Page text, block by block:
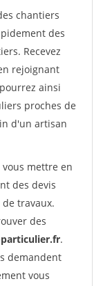
chantiers
des
Recevez
rejoignant
ainsi
proches de
d'un artisan
mettre en
des devis
travaux.
des
.
demandent
vous